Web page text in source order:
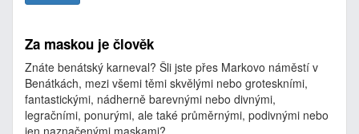
Za maskou je člověk
Znáte benátský karneval? Šli jste přes Markovo náměstí v
Benátkách, mezi všemi těmi skvělými nebo groteskními,
fantastickými, nádherně barevnými nebo divnými,
legračními, ponurými, ale také průměrnými, podivnými nebo
jen naznačenými maskami?